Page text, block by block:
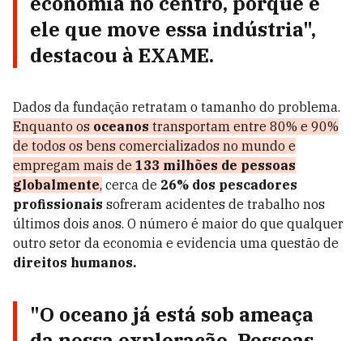
ele que move essa indústria",
destacou à EXAME.
Dados da fundação retratam o tamanho do problema.
Enquanto os oceanos transportam entre 80% e 90%
de todos os bens comercializados no mundo e
empregam mais de 133 milhões de pessoas
globalmente, cerca de 26% dos pescadores
profissionais sofreram acidentes de trabalho nos
últimos dois anos. O número é maior do que qualquer
outro setor da economia e evidencia uma questão de
direitos humanos.
"O oceano já está sob ameaça